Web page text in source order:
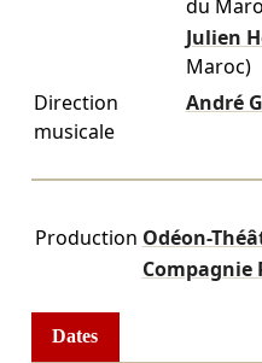
du
Julien
Maroc)
Direction
musicale
André
Production Odéon-
Compagnie
Dates